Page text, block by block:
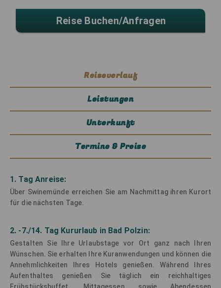
Reise Buchen/anfragen
Reiseverlauf
Leistungen
Unterkunft
Termine & Preise
1. Tag Anreise:
Über Swinemünde erreichen Sie am Nachmittag ihren Kurort
für die nächsten Tage.
2. -7./14. Tag Kururlaub in Bad Polzin:
Gestalten Sie Ihre Urlaubstage vor Ort ganz nach Ihren
Wünschen. Sie erhalten lhre Kuranwendungen und können die
Annehmlichkeiten Ihres Hotels genießen. Während Ihres
Aufenthaltes genießen Sie täglich ein reichhaltiges